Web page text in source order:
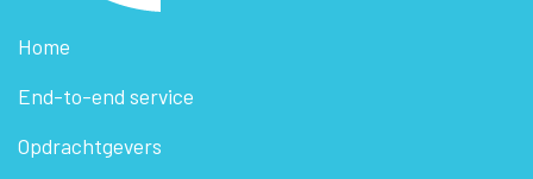
Home
End-to-end service
Opdrachtgevers